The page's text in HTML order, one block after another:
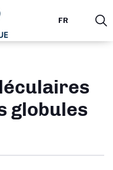
FR
globules